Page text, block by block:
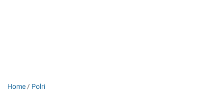
Home / Polri